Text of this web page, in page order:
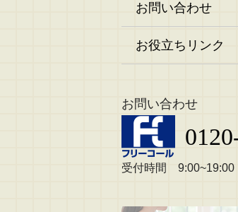
お問い合わせ
お役立ちリンク
お問い合わせ
受付時間 9:00~19:00